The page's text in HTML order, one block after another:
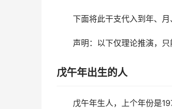
下面将此干支代入到年、
声明：以下仅理论推演，
戊午年出生的人
戊午年生人，上个年份是